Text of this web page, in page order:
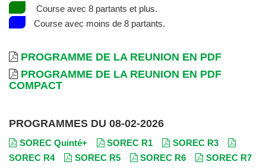
Course avec 8 partants et plus.
Course avec moins de 8 partants.
PROGRAMME DE LA REUNION EN PDF
PROGRAMME DE LA REUNION EN PDF
COMPACT
PROGRAMMES DU 08-02-2026
SOREC Quinté+ SOREC R1
SOREC R3
SOREC R4
SOREC R5 SOREC R6
SOREC R7